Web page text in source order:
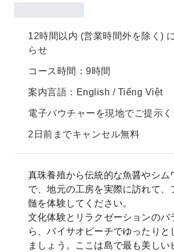
12時間以内 (営業時間外を除く)
らせ
コース時間：9時間
案内言語：English / Tiếng Việt
電子バウチャーを現地でご提示
2日前までキャンセル無料
真珠養殖から伝統的な魚醤やシム
で、地元の工房を実際に訪れて、
髄を体験してください。
文化体験とリラクゼーションのバ
ら、バイサオビーチでゆったりと
ましょう。ここは島で最も美しい